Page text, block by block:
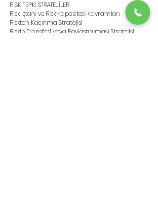
RİSK TEPKİ STRATEJİLERİ
Risk İştahı ve Risk Kapasitesi Kavramları
Riskten Kaçınma Stratejisi
Riskin Transferi veya Paylaştırılması Stratejisi